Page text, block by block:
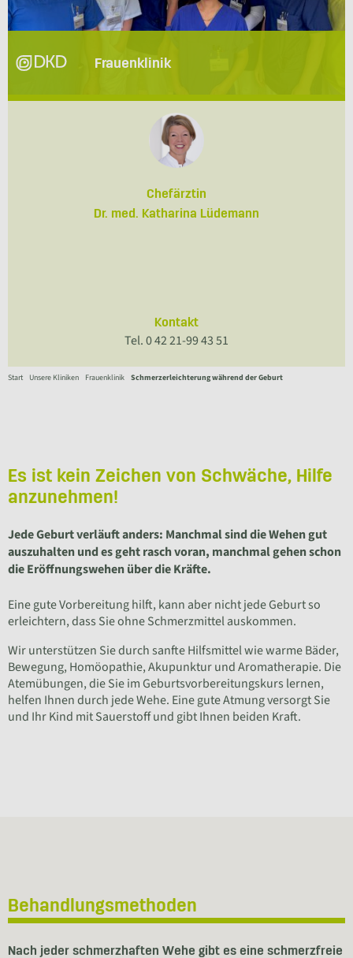
Frauenklinik
Chefärztin
Dr. med. Katharina Lüdemann
Kontakt
Tel. 0 42 21-99 43 51
Start Unsere Kliniken Frauenklinik Schmerzerleichterung während der Geburt
Es ist kein Zeichen von Schwäche, Hilfe
anzunehmen!
Jede Geburt verläuft anders: Manchmal sind die Wehen gut
auszuhalten und es geht rasch voran, manchmal gehen schon
die Eröffnungswehen über die Kräfte.
Eine gute Vorbereitung hilft, kann aber nicht jede Geburt so
erleichtern, dass Sie ohne Schmerzmittel auskommen.
Wir unterstützen Sie durch sanfte Hilfsmittel wie warme Bäder,
Bewegung, Homöopathie, Akupunktur und Aromatherapie. Die
Atemübungen, die Sie im Geburtsvorbereitungskurs lernen,
helfen Ihnen durch jede Wehe. Eine gute Atmung versorgt Sie
und Ihr Kind mit Sauerstoff und gibt Ihnen beiden Kraft.
Behandlungsmethoden
Nach jeder schmerzhaften Wehe gibt es eine schmerzfreie